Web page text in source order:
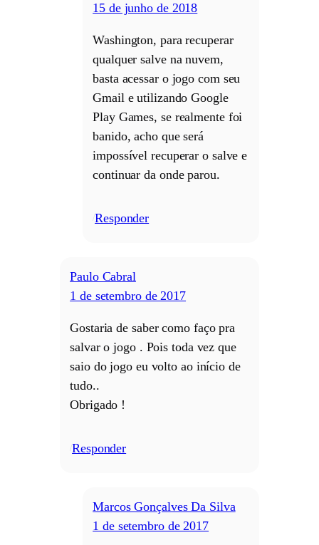
15 de junho de 2018
Washington, para recuperar
qualquer salve na nuvem,
basta acessar o jogo com seu
Gmail e utilizando Google
Play Games, se realmente foi
banido, acho que será
impossível recuperar o salve e
continuar da onde parou.
Responder
Paulo Cabral
1 de setembro de 2017
Gostaria de saber como faço pra
salvar o jogo . Pois toda vez que
saio do jogo eu volto ao início de
tudo..
Obrigado !
Responder
Marcos Gonçalves Da Silva
1 de setembro de 2017